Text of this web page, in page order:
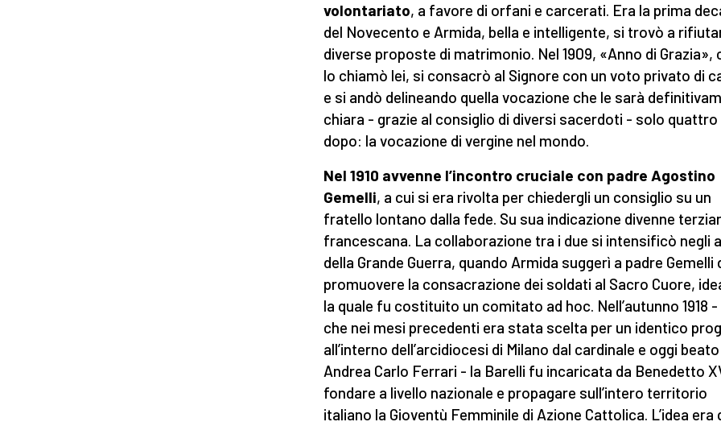
volontariato, a favore di orfani e carcerati. Era la prima
del Novecento e Armida, bella e intelligente, si trovò a
diverse proposte di matrimonio. Nel 1909, «Anno di Grazia»,
lo chiamò lei, si consacrò al Signore con un voto privato di
e si andò delineando quella vocazione che le sarà
chiara - grazie al consiglio di diversi sacerdoti - solo quattro
dopo: la vocazione di vergine nel mondo.
Nel 1910 avvenne l’incontro cruciale con padre Agostino
Gemelli, a cui si era rivolta per chiedergli un consiglio su un
fratello lontano dalla fede. Su sua indicazione divenne
francescana. La collaborazione tra i due si intensificò negli
della Grande Guerra, quando Armida suggerì a padre Gemelli
promuovere la consacrazione dei soldati al Sacro Cuore,
la quale fu costituito un comitato ad hoc. Nell’autunno 1918
che nei mesi precedenti era stata scelta per un identico
all’interno dell’arcidiocesi di Milano dal cardinale e oggi beato
Andrea Carlo Ferrari - la Barelli fu incaricata da Benedetto
fondare a livello nazionale e propagare sull’intero territorio
italiano la Gioventù Femminile di Azione Cattolica. L’idea era